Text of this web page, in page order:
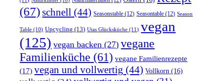
(67)schnell (44) Seasonstable (12) Seasontable (12) Season
Table (10) Upcycling (13) Utas Glücksküche (11) vegan
(125) vegan backen (27) vegane
Familienküche (61) vegane Familienrezepte
(17) vegan und vollwertig (44) Vollkorn (16)